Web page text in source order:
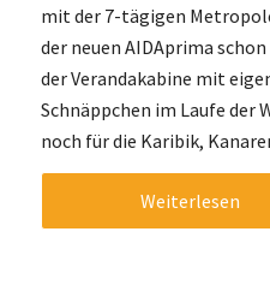
mit der 7-tägigen
der neuen AIDAprima
der Verandakabine mit
Schnäppchen im Laufe der
noch für die Karibik,
Weiterlesen